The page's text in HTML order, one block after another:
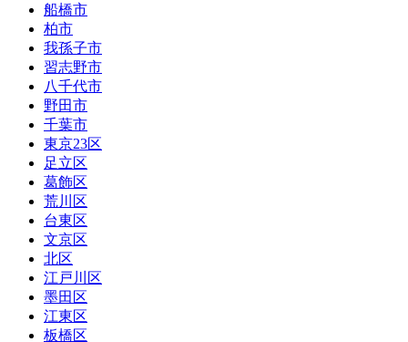
船橋市
柏市
我孫子市
習志野市
八千代市
野田市
千葉市
東京23区
足立区
葛飾区
荒川区
台東区
文京区
北区
江戸川区
墨田区
江東区
板橋区